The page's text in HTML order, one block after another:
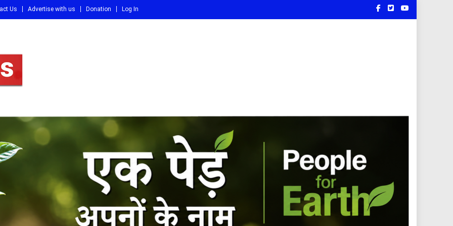
Us Advertise with us Donation Log In